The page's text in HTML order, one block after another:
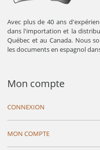
Avec plus de 40 ans
dans l'importation et la
Québec et au Canada. Nous
les documents en espagnol
Mon compte
CONNEXION
MON COMPTE